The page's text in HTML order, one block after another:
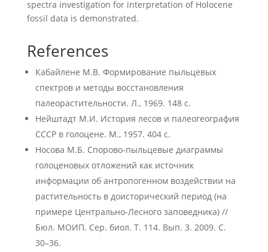
spectra investigation for interpretation of Holocene
fossil data is demonstrated.
References
Кабайлене М.В. Формирование пыльцевых
спектров и методы восстановления
палеорастительности. Л., 1969. 148 с.
Нейштадт М.И. История лесов и палеогеография
СССР в голоцене. М., 1957. 404 с.
Носова М.Б. Спорово-пыльцевые диаграммы
голоценовых отложений как источник
информации об антропогенном воздействии на
растительность в доисторический период (на
примере Центрально-Лесного заповедника) //
Бюл. МОИП. Сер. биол. Т. 114. Вып. 3. 2009. С.
30–36.